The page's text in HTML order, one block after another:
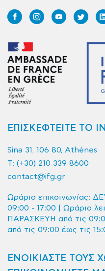
ΕΠΙΣΚΕΦΤΕΙΤΕ ΤΟ
Sina 31, 106 80, Athènes
T: (+30) 210 339 8600
contact@ifg.gr
Ωράριο επικοινωνίας:
09:00 - 17:00 | Ωράριο
ΠΑΡΑΣΚΕΥΗ από τις
από τις 09:00 έως τις
ΕΝΟΙΚΙΑΣΤΕ ΤΟΥΣ